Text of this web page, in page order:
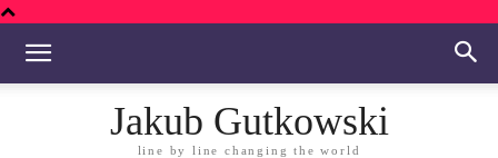
Jakub Gutkowski
line by line changing the world